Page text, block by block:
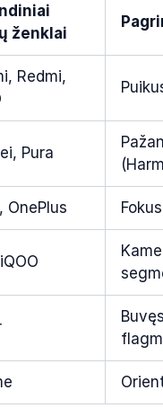
ženklai
Redmi,
Pura
OnePlus